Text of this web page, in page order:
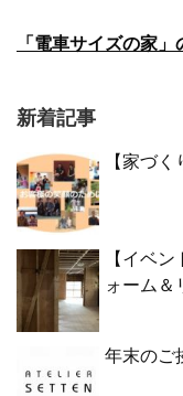
「電車サイズの家
新着記事
【家づ
【イベ
ォーム＆
年末のご